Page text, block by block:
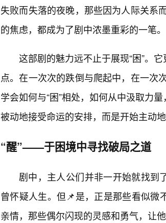
失败而失落的夜晚，那些因为人际关系
的焦虑，都成为了剧中浓墨重彩的一笔。
这部剧的魅力远不止于展现“困”。
点。在一次次的跌倒与爬起中，在一次
学会如何与“困”相处，如何从中汲取力
被动地接受命运的安排，而是开始主动
“醒”——于困境中寻找破局之道
剧中，主人公们并非一开始就找到
曾怀疑人生。但📌是，正是那些看似微
亲情，那些偶尔闪现的灵感和勇气，让